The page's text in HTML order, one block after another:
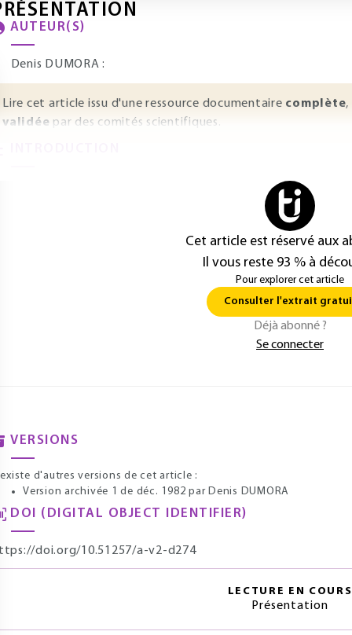
AUTEUR(S)
Denis DUMORA :
Lire cet article issu d'une ressource documentaire complète,
validée par des comités scientifiques.
Cet article est réservé aux
Il vous reste 93 % à
Pour explorer cet article
Consulter l'extrait
Déjà abonné ?
Se connecter
VERSIONS
d'autres versions de cet article :
Version archivée 1 de déc. 1982 par Denis DUMORA
DOI (DIGITAL OBJECT IDENTIFIER)
doi.org/10.51257/a-v2-d274
LECTURE EN COURS
Présentation